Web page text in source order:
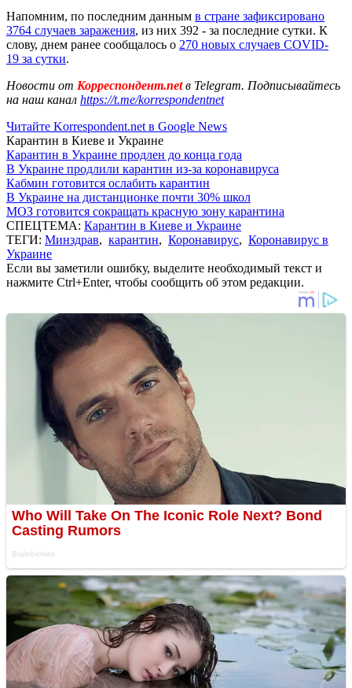
Напомним, по последним данным в стране зафиксировано
3764 случаев заражения, из них 392 - за последние сутки. К
слову, днем ранее сообщалось о 270 новых случаев COVID-
19 за сутки.
Новости от Корреспондент.netв Telegram. Подписывайтесь
на наш канал https://t.me/korrespondentnet
Читайте Korrespondent.net в Google News
Карантин в Киеве и Украине
Карантин в Украине продлен до конца года
В Украине продлили карантин из-за коронавируса
Кабмин готовится ослабить карантин
В Украине на дистанционке почти 30% школ
МОЗ готовится сокращать красную зону карантина
СПЕЦТЕМА: Карантин в Киеве и Украине
ТЕГИ: Минздрав, карантин, Коронавирус, Коронавирус в
Украине
Если вы заметили ошибку, выделите необходимый текст и
нажмите Ctrl+Enter, чтобы сообщить об этом редакции.